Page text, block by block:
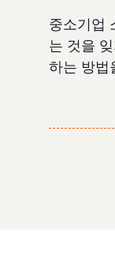
중소기업
는 것을
하는 방법